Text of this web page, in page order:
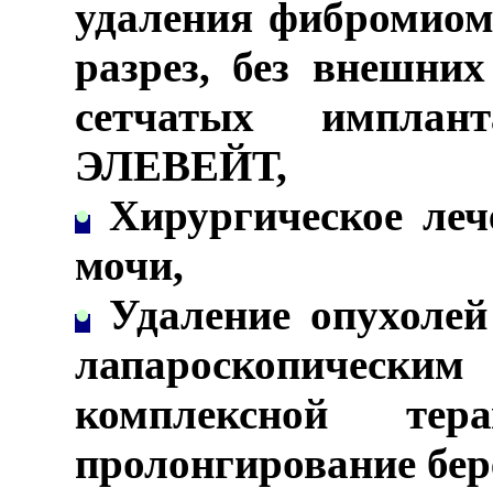
удаления
разрез, без
сетчатых
ЭЛЕВЕЙТ,
• Хирургическое
мочи,
• Удаление
комплексной
пролонгирование